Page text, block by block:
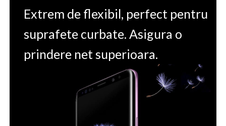
Extrem de flexibil, perfect pentru
suprafete curbate. Asigura o
prindere net superioara.